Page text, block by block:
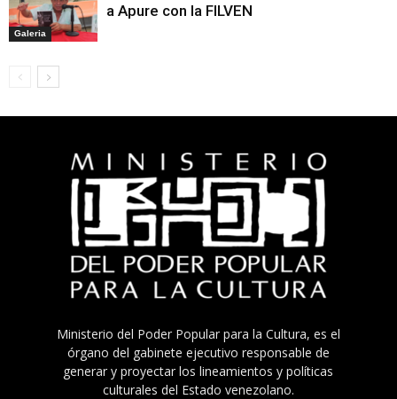
Galeria
a Apure con la FILVEN
Ministerio del Poder Popular para la Cultura, es el
órgano del gabinete ejecutivo responsable de
generar y proyectar los lineamientos y políticas
culturales del Estado venezolano.